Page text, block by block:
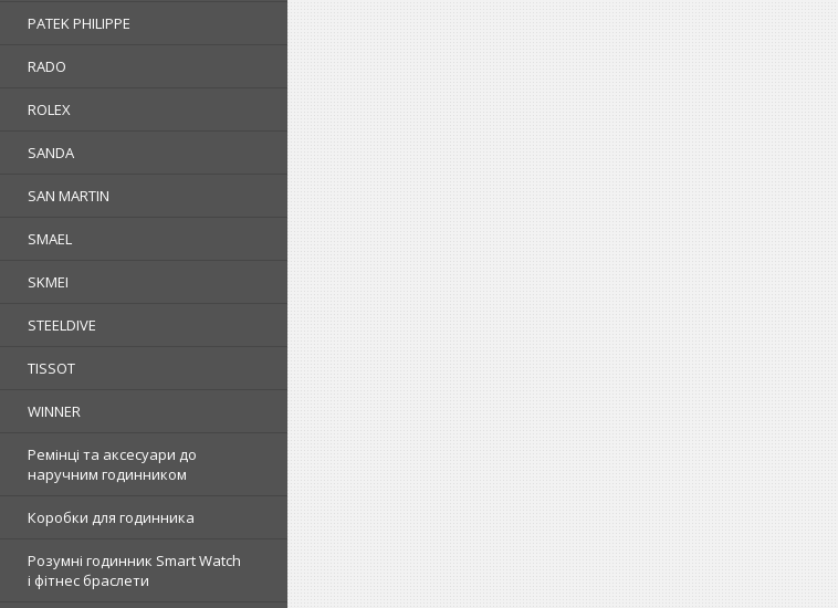
PATEK PHILIPPE
RADO
ROLEX
SANDA
SAN MARTIN
SMAEL
SKMEI
STEELDIVE
TISSOT
WINNER
Ремінці та аксесуари до
наручним годинником
Коробки для годинника
Розумні годинник Smart Watch
і фітнес браслети